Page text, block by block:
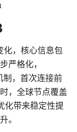
化，核心信息包
严格化，
，首次连接前
，全球节点覆盖
化带来稳定性提
。